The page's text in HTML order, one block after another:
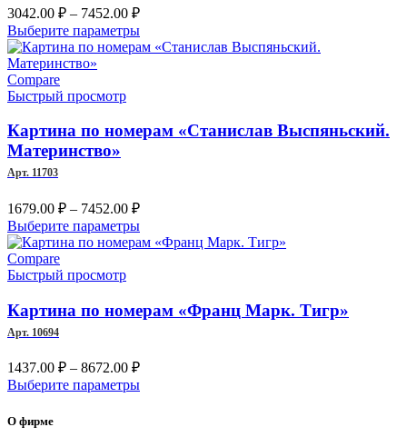
товара.
3042.00 ₽ – 7452.00 ₽Диапазон
цен:
3042.00 ₽
Выберите параметрыЭтот
товар
можно
выбрать
Compare
Быстрый просмотр
Картина по номерам «Станислав Выспяньский.
Материнство»
Арт. 11703
1679.00 ₽ – 7452.00 ₽Диапазон
цен:
1679.00 ₽
Выберите параметрыЭтот
товар
Опции
можно
странице
товара.
Compare
Быстрый просмотр
Картина по номерам «Франц Марк. Тигр»
Арт. 10694
1437.00 ₽ – 8672.00 ₽Диапазон
цен:
Выберите параметрыЭтот
О фирме